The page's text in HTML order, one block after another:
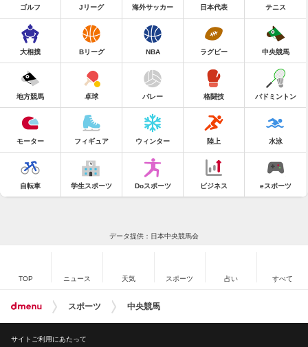
ゴルフ Jリーグ 海外サッカー 日本代表 テニス
大相撲 Bリーグ NBA ラグビー 中央競馬
地方競馬 卓球 バレー 格闘技 バドミントン
モーター フィギュア ウィンター 陸上 水泳
自転車 学生スポーツ Doスポーツ ビジネス eスポーツ
データ提供：日本中央競馬会
TOP ニュース 天気 スポーツ 占い すべて
スポーツ 中央競馬
サイトご利用にあたって